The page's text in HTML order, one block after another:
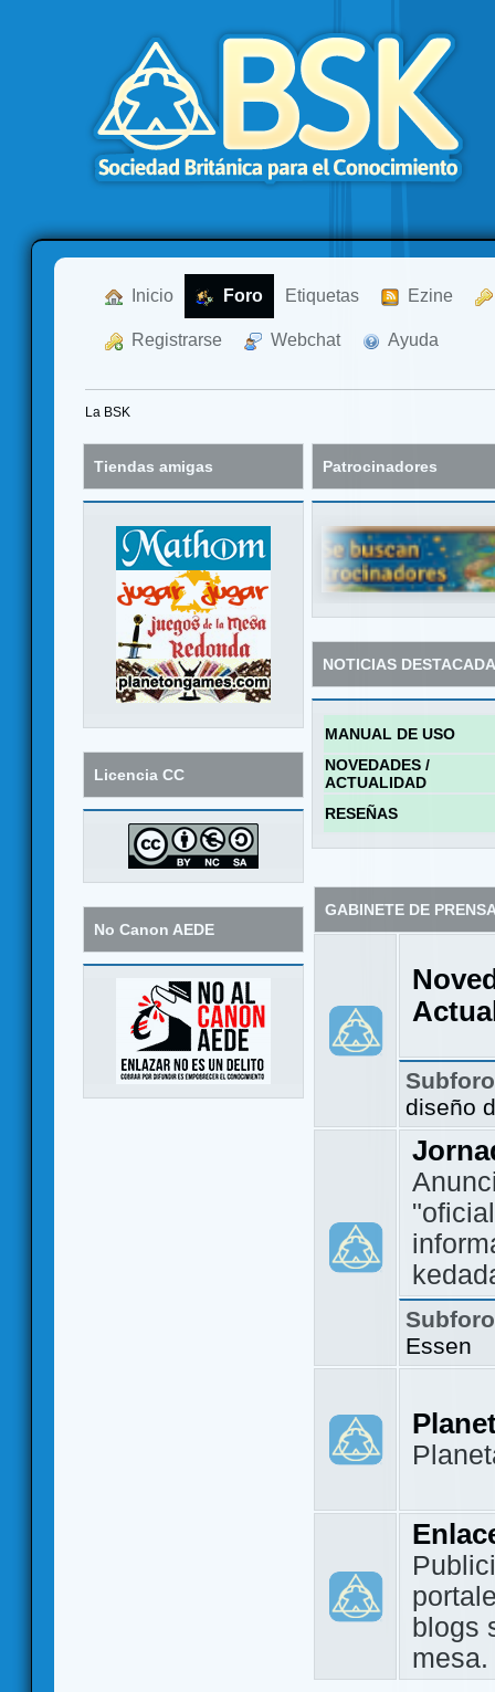
Inicio Foro Etiquetas Ezine
Registrarse Webchat Ayuda
La BSK
Tiendas amigas
Licencia CC
No Canon AEDE
Patrocinadores
NOTICIAS
MANUAL DE USO
NOVEDADES /
ACTUALIDAD
RESEÑAS
GABINETE DE
diseño
Essen
blogs
mesa.